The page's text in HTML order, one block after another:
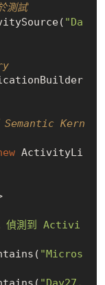
試
"Da
Kern
ActivityLi
偵測到 Activi
"Micros